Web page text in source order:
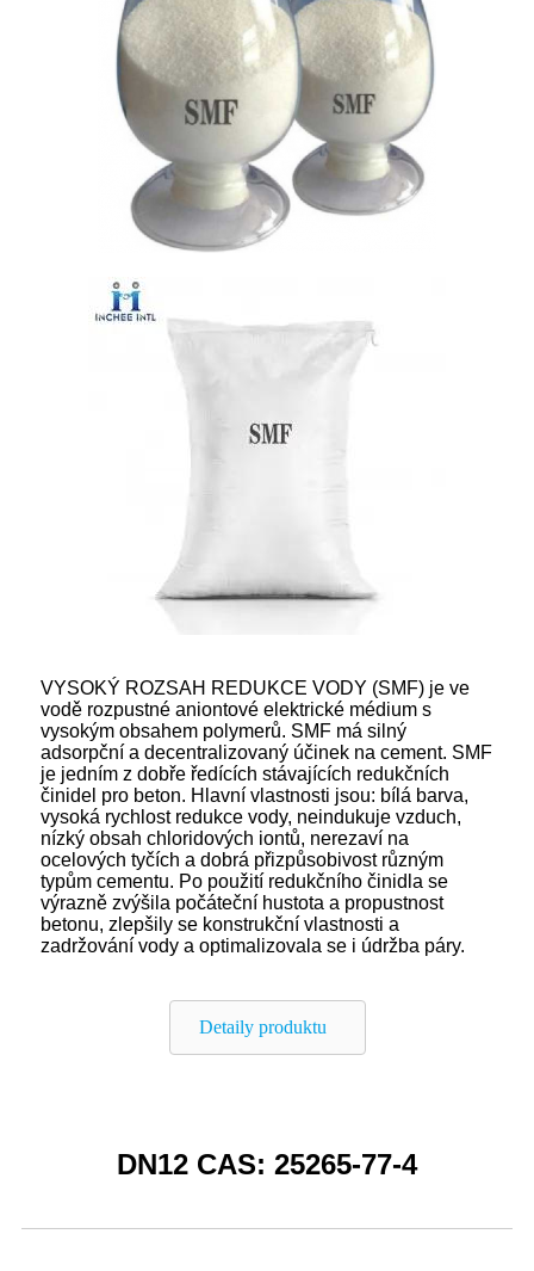
VYSOKÝ ROZSAH REDUKCE VODY (SMF) je ve
vodě rozpustné aniontové elektrické médium s
vysokým obsahem polymerů. SMF má silný
adsorpční a decentralizovaný účinek na cement. SMF
je jedním z dobře ředících stávajících redukčních
činidel pro beton. Hlavní vlastnosti jsou: bílá barva,
vysoká rychlost redukce vody, neindukuje vzduch,
nízký obsah chloridových iontů, nerezaví na
ocelových tyčích a dobrá přizpůsobivost různým
typům cementu. Po použití redukčního činidla se
výrazně zvýšila počáteční hustota a propustnost
betonu, zlepšily se konstrukční vlastnosti a
zadržování vody a optimalizovala se i údržba páry.
Detaily produktu
DN12 CAS: 25265-77-4